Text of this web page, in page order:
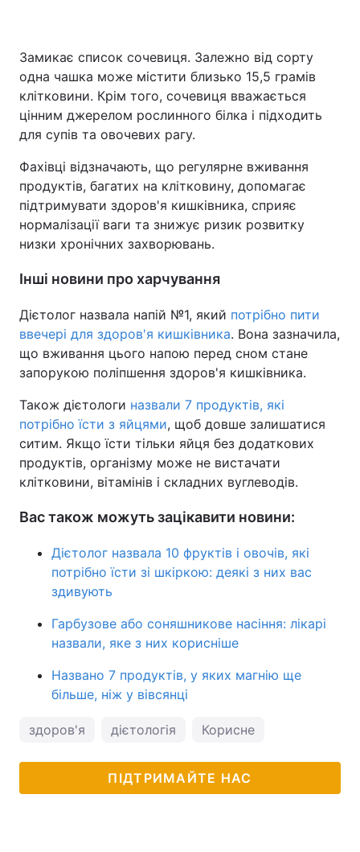
Замикає список сочевиця. Залежно від сорту
одна чашка може містити близько 15,5 грамів
клітковини. Крім того, сочевиця вважається
цінним джерелом рослинного білка і підходить
для супів та овочевих рагу.
Фахівці відзначають, що регулярне вживання
продуктів, багатих на клітковину, допомагає
підтримувати здоров'я кишківника, сприяє
нормалізації ваги та знижує ризик розвитку
низки хронічних захворювань.
Інші новини про харчування
Дієтолог назвала напій №1, який потрібно пити
ввечері для здоров'я кишківника. Вона зазначила,
що вживання цього напою перед сном стане
запорукою поліпшення здоров'я кишківника.
Також дієтологи назвали 7 продуктів, які
потрібно їсти з яйцями, щоб довше залишатися
ситим. Якщо їсти тільки яйця без додаткових
продуктів, організму може не вистачати
клітковини, вітамінів і складних вуглеводів.
Вас також можуть зацікавити новини:
Дієтолог назвала 10 фруктів і овочів, які
потрібно їсти зі шкіркою: деякі з них вас
здивують
Гарбузове або соняшникове насіння: лікарі
назвали, яке з них корисніше
Названо 7 продуктів, у яких магнію ще
більше, ніж у вівсянці
здоров'я дієтологія Корисне
ПІДТРИМАЙТЕ НАС